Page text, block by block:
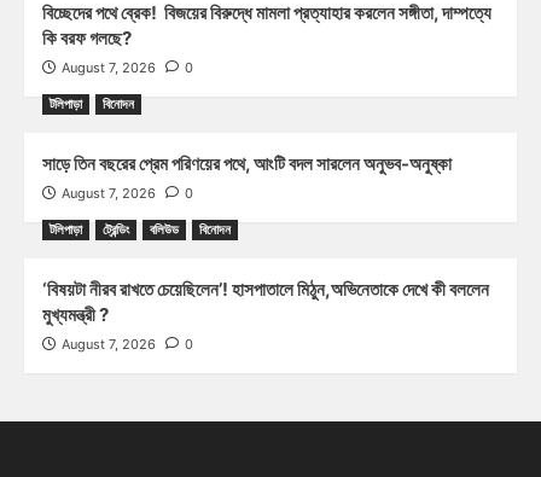
বিচ্ছেদের পথে ব্রেক! বিজয়ের বিরুদ্ধে মামলা প্রত্যাহার করলেন সঙ্গীতা, দাম্পত্যে
কি বরফ গলছে?
August 7, 2026 0
টলিপাড়া বিনোদন
সাড়ে তিন বছরের প্রেম পরিণয়ের পথে, আংটি বদল সারলেন অনুভব-অনুষ্কা
August 7, 2026 0
টলিপাড়া ট্রেন্ডিং বলিউড বিনোদন
‘বিষয়টা নীরব রাখতে চেয়েছিলেন’! হাসপাতালে মিঠুন,অভিনেতাকে দেখে কী বললেন
মুখ্যমন্ত্রী ?
August 7, 2026 0